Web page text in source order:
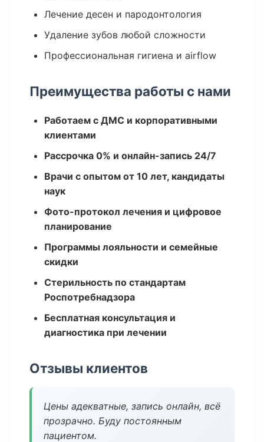
Лечение десен и пародонтология
Удаление зубов любой сложности
Профессиональная гигиена и airflow
Преимущества работы с нами
Работаем с ДМС и корпоративными
клиентами
Рассрочка 0% и онлайн-запись 24/7
Врачи с опытом от 10 лет, кандидаты
наук
Фото-протокол лечения и цифровое
планирование
Программы лояльности и семейные
скидки
Стерильность по стандартам
Роспотребнадзора
Бесплатная консультация и
диагностика при лечении
Отзывы клиентов
Цены адекватные, запись онлайн, всё
прозрачно. Буду постоянным
пациентом.